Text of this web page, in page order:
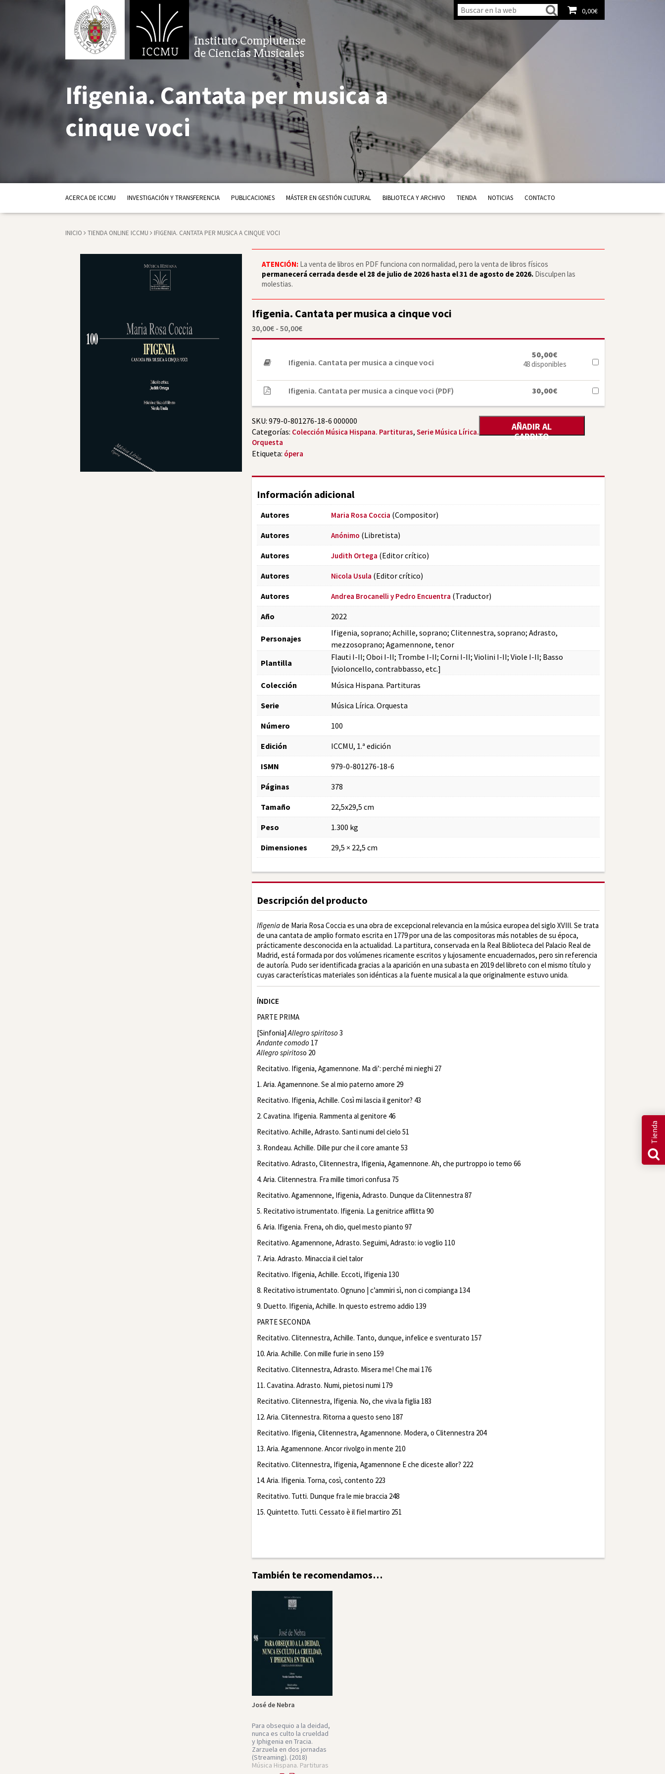
Instituto Complutense
de Ciencias Musicales
0,00€
Tienda
Ifigenia. Cantata per musica a
cinque voci
ACERCA DE ICCMU INVESTIGACIÓN Y TRANSFERENCIA PUBLICACIONES MÁSTER EN GESTIÓN CULTURAL BIBLIOTECA Y ARCHIVO TIENDA NOTICIAS CONTACTO
INICIO TIENDA ONLINE ICCMU IFIGENIA. CANTATA PER MUSICA A CINQUE VOCI
ATENCIÓN: La venta de libros en PDF funciona con normalidad, pero la venta de libros físicos
permanecerá cerrada desde el 28 de julio de 2026 hasta el 31 de agosto de 2026.Disculpen las
molestias.
Ifigenia. Cantata per musica a cinque voci
30,00€ - 50,00€Rango
de
30,00€
hasta
Ifigenia. Cantata per musica a cinque voci
50,00€
48 disponibles
Ifigenia. Cantata per musica a cinque voci (PDF) 30,00€
AÑADIR AL
CARRITO
SKU: 979-0-801276-18-6 000000
Categorías: Colección Música Hispana. Partituras, Serie Música Lírica.
Orquesta
Etiqueta: ópera
Información adicional
Autores Maria Rosa Coccia (Compositor)
Autores Anónimo (Libretista)
Autores Judith Ortega (Editor crítico)
Autores Nicola Usula (Editor crítico)
Autores Andrea Brocanelli y Pedro Encuentra (Traductor)
Año 2022
Personajes
Ifigenia, soprano; Achille, soprano; Clitennestra, soprano; Adrasto,
mezzosoprano; Agamennone, tenor
Plantilla
Flauti I-II; Oboi I-II; Trombe I-II; Corni I-II; Violini I-II; Viole I-II; Basso
[violoncello, contrabbasso, etc.]
Colección
Música Hispana. Partituras
Serie Música Lírica. Orquesta
Número 100
Edición ICCMU, 1.ª edición
ISMN 979-0-801276-18-6
Páginas 378
Tamaño 22,5x29,5 cm
Peso 1.300 kg
Dimensiones 29,5 × 22,5 cm
Descripción del producto
Ifigeniade Maria Rosa Coccia es una obra de excepcional relevancia en la música europea del siglo XVIII. Se trata
de una cantata de amplio formato escrita en 1779 por una de las compositoras más notables de su época,
prácticamente desconocida en la actualidad. La partitura, conservada en la Real Biblioteca del Palacio Real de
Madrid, está formada por dos volúmenes ricamente escritos y lujosamente encuadernados, pero sin referencia
de autoría. Pudo ser identificada gracias a la aparición en una subasta en 2019 del libreto con el mismo título y
cuyas características materiales son idénticas a la fuente musical a la que originalmente estuvo unida.
ÍNDICE
PARTE PRIMA
[Sinfonia]Allegro spiritoso 3
Andante comodo 17
Allegro spiritoso 20
Recitativo. Ifigenia, Agamennone. Ma di’: perché mi nieghi 27
1. Aria. Agamennone. Se al mio paterno amore 29
Recitativo. Ifigenia, Achille. Così mi lascia il genitor? 43
2. Cavatina. Ifigenia. Rammenta al genitore 46
Recitativo. Achille, Adrasto. Santi numi del cielo 51
3. Rondeau. Achille. Dille pur che il core amante 53
Recitativo. Adrasto, Clitennestra, Ifigenia, Agamennone. Ah, che purtroppo io temo 66
4. Aria. Clitennestra. Fra mille timori confusa 75
Recitativo. Agamennone, Ifigenia, Adrasto. Dunque da Clitennestra 87
5. Recitativo istrumentato. Ifigenia. La genitrice afflitta 90
6. Aria. Ifigenia. Frena, oh dio, quel mesto pianto 97
Recitativo. Agamennone, Adrasto. Seguimi, Adrasto: io voglio 110
7. Aria. Adrasto. Minaccia il ciel talor
Recitativo. Ifigenia, Achille. Eccoti, Ifigenia 130
8. Recitativo istrumentato. Ognuno | c’ammiri sì, non ci compianga 134
9. Duetto. Ifigenia, Achille. In questo estremo addio 139
PARTE SECONDA
Recitativo. Clitennestra, Achille. Tanto, dunque, infelice e sventurato 157
10. Aria. Achille. Con mille furie in seno 159
Recitativo. Clitennestra, Adrasto. Misera me! Che mai 176
11. Cavatina. Adrasto. Numi, pietosi numi 179
Recitativo. Clitennestra, Ifigenia. No, che viva la figlia 183
12. Aria. Clitennestra. Ritorna a questo seno 187
Recitativo. Ifigenia, Clitennestra, Agamennone. Modera, o Clitennestra 204
13. Aria. Agamennone. Ancor rivolgo in mente 210
Recitativo. Clitennestra, Ifigenia, Agamennone E che diceste allor? 222
14. Aria. Ifigenia. Torna, così, contento 223
Recitativo. Tutti. Dunque fra le mie braccia 248
15. Quintetto. Tutti. Cessato è il fiel martiro 251
También te recomendamos…
José de Nebra
Para obsequio a la deidad,
nunca es culto la crueldad
y Iphigenia en Tracia.
Zarzuela en dos jornadas
(Streaming). (2018)
Música Hispana. Partituras